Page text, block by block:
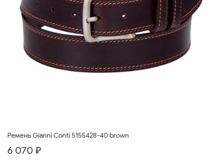
Ремень Gianni Conti 5155428-40 brown
6 070 ₽